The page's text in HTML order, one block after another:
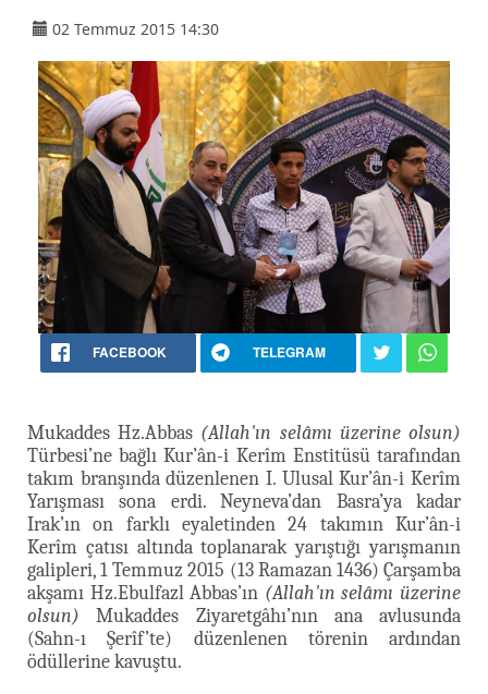
02 Temmuz 2015 14:30
FACEBOOK TELEGRAM
Mukaddes Hz.Abbas (Allah'ın selâmı üzerine olsun)
Türbesi’ne bağlı Kur’ân-i Kerîm Enstitüsü tarafından
takım branşında düzenlenen I. Ulusal Kur’ân-i Kerîm
Yarışması sona erdi. Neyneva’dan Basra’ya kadar
Irak’ın on farklı eyaletinden 24 takımın Kur’ân-i
Kerîm çatısı altında toplanarak yarıştığı yarışmanın
galipleri, 1 Temmuz 2015 (13 Ramazan 1436) Çarşamba
akşamı Hz.Ebulfazl Abbas’ın (Allah'ın selâmı üzerine
olsun) Mukaddes Ziyaretgâhı’nın ana avlusunda
(Sahn-ı Şerîf’te) düzenlenen törenin ardından
ödüllerine kavuştu.